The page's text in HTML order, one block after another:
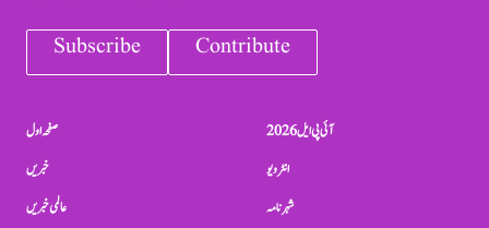
Subscribe Contribute
صفحہ اول
خبریں
عالمی خبریں
آئی پی ایل 2026
انٹرویو
شہرنامہ